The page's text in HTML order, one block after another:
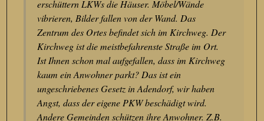
erschüttern LKWs die Häuser. Möbel/Wände
vibrieren, Bilder fallen von der Wand. Das
Zentrum des Ortes befindet sich im Kirchweg. Der
Kirchweg ist die meistbefahrenste Straße im Ort.
Ist Ihnen schon mal aufgefallen, dass im Kirchweg
kaum ein Anwohner parkt? Das ist ein
ungeschriebenes Gesetz in Adendorf, wir haben
Angst, dass der eigene PKW beschädigt wird.
Andere Gemeinden schützen ihre Anwohner. Z.B.